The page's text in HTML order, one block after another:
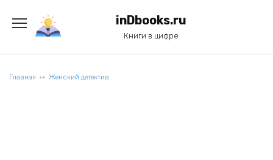
содержанию
inDbooks.ru
Книги в цифре
Главная Женский детектив